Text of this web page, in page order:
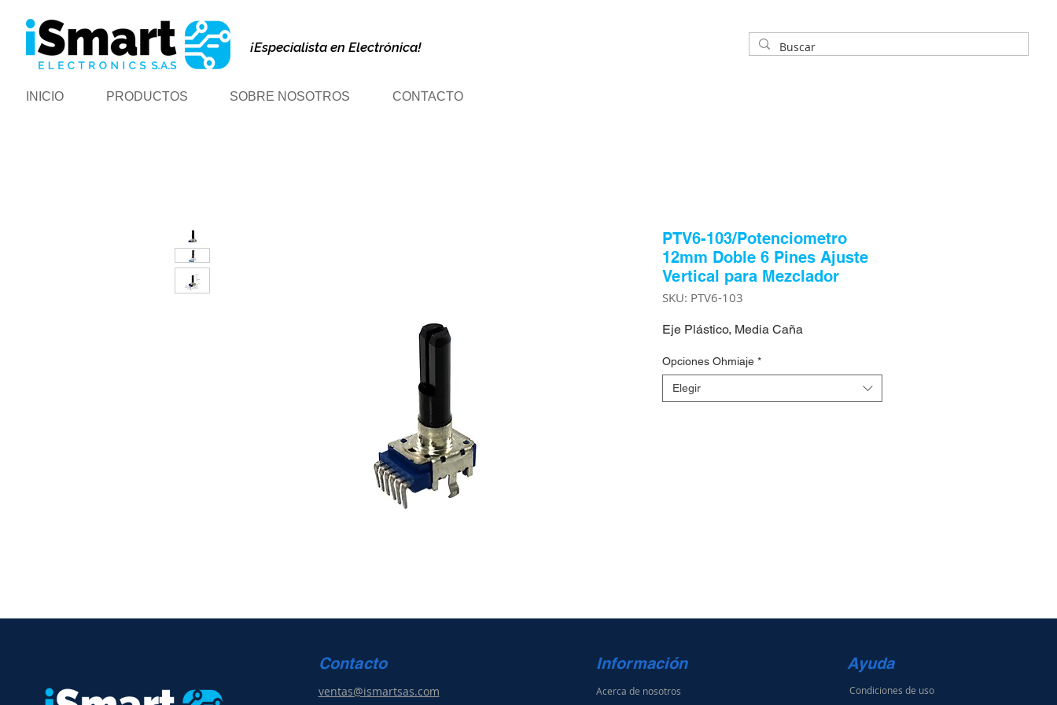
¡Especialista en Electrónica!
INICIO PRODUCTOS SOBRE NOSOTROS CONTACTO
PTV6-103/Potenciometro
12mm Doble 6 Pines Ajuste
Vertical para Mezclador
SKU: PTV6-103
Eje Plástico, Media Caña
Opciones Ohmiaje *
Elegir
Contacto
ventas@ismartsas.com
Información
Acerca de nosotros
Ayuda
Condiciones de uso